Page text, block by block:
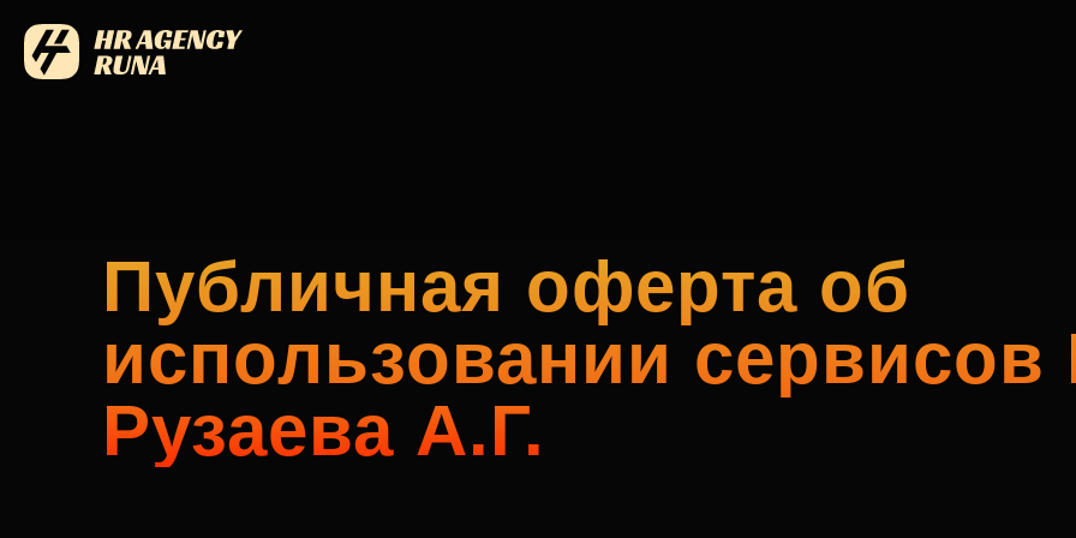
Публичная оферта об
использовании
Рузаева А.Г.